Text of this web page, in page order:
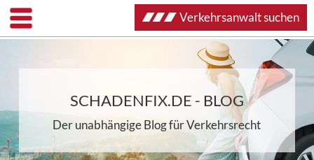
SCHADENFIX.DE - BLOG
Der unabhängige Blog für Verkehrsrecht
Verkehrsanwalt suchen